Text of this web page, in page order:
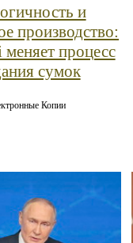
и
производство:
меняет процесс
сумок
Копии